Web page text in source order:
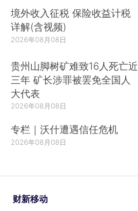
境外收入征税 保险收益计税
详解(含视频)
2026年08月08日
贵州山脚树矿难致16人死亡近
三年 矿长涉罪被罢免全国人
大代表
2026年08月08日
专栏｜沃什遭遇信任危机
2026年08月08日
财新移动